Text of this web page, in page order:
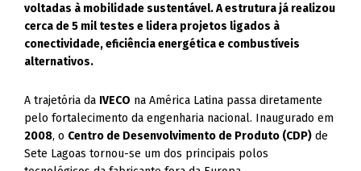
voltadas à mobilidade sustentável. A estrutura já realizou
cerca de 5 mil testes e lidera projetos ligados à
conectividade, eficiência energética e combustíveis
alternativos.
A trajetória da IVECO na América Latina passa diretamente
pelo fortalecimento da engenharia nacional. Inaugurado em
2008, o Centro de Desenvolvimento de Produto (CDP) de
Sete Lagoas tornou-se um dos principais polos